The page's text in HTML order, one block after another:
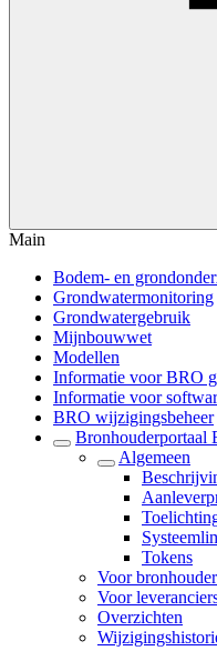
Main
Bodem- en
Grondwatermonitoring
Grondwatergebruik
Mijnbouwwet
Modellen
Informatie voor BRO
Informatie voor
BRO wijzigingsbeheer
Bronhouderportaal
Algemeen
Tokens
Voor
Voor
Overzichten